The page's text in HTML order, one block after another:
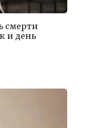
смерти
и день